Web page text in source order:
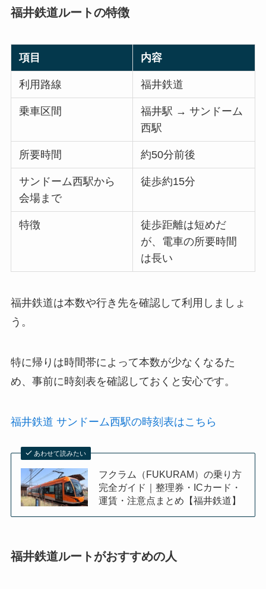
福井鉄道ルートの特徴
項目 内容
利用路線 福井鉄道
乗車区間
福井駅 → サンドーム
西駅
所要時間 約50分前後
サンドーム西駅から
会場まで
徒歩約15分
特徴
徒歩距離は短めだ
が、電車の所要時間
は長い
福井鉄道は本数や行き先を確認して利用しましょ
う。
特に帰りは時間帯によって本数が少なくなるた
め、事前に時刻表を確認しておくと安心です。
福井鉄道 サンドーム西駅の時刻表はこちら
あわせて読みたい
フクラム（FUKURAM）の乗り方
完全ガイド｜整理券・ICカード・
運賃・注意点まとめ【福井鉄道】
福井鉄道ルートがおすすめの人